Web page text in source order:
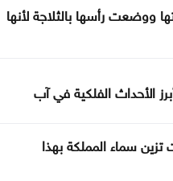
بسيطة تمنح معدتك
يوضحون ما قد يحدث
ووضعت رأسها بالثلاجة لأنها
الأحداث الفلكية في آب
سماء المملكة بهذا